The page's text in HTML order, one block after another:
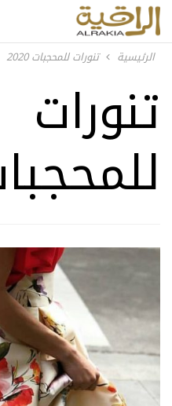
الرئيسية تنورات للمحجبات 2020
تنورات
للمحجبات